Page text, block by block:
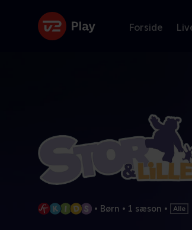
Forside
• Børn • 1 sæson •